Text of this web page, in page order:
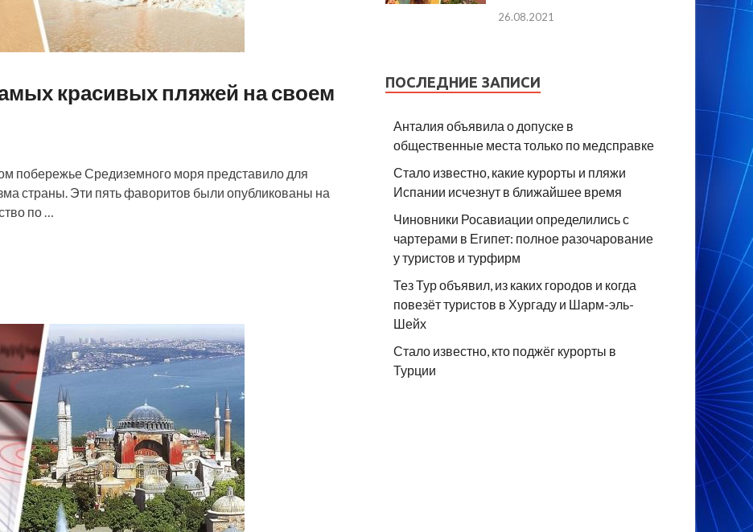
красивых пляжей на своем
побережье Средиземного моря представило для
страны. Эти пять фаворитов были опубликованы на
по …
26.08.2021
ПОСЛЕДНИЕ ЗАПИСИ
Анталия объявила о допуске в
общественные места только по медсправке
Стало известно, какие курорты и пляжи
Испании исчезнут в ближайшее время
Чиновники Росавиации определились с
чартерами в Египет: полное разочарование
у туристов и турфирм
Тез Тур объявил, из каких городов и когда
повезёт туристов в Хургаду и Шарм-эль-
Шейх
Стало известно, кто поджёг курорты в
Турции